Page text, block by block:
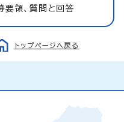
要領、質問と回答
トップページへ戻る